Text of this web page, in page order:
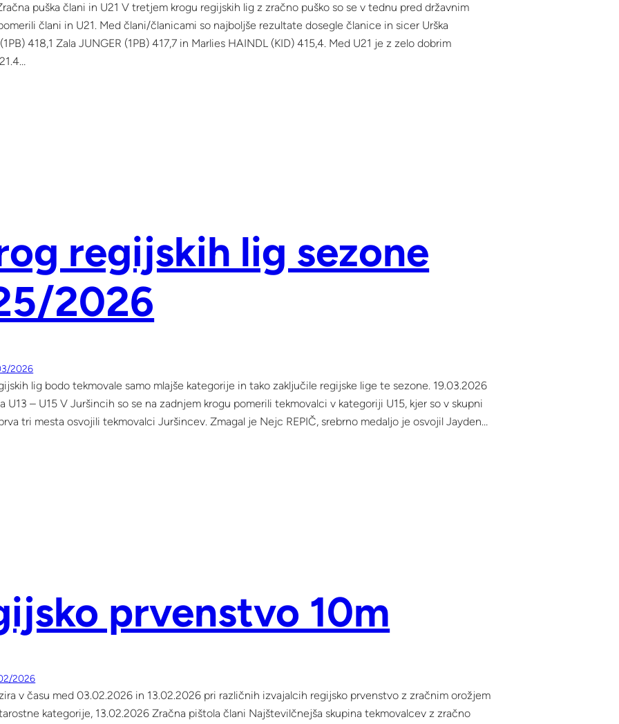
puška člani in U21 V tretjem krogu regijskih lig z zračno puško so se v tednu pred državnim
člani in U21. Med člani/članicami so najboljše rezultate dosegle članice in sicer Urška
418,1 Zala JUNGER (1PB) 417,7 in Marlies HAINDL (KID) 415,4. Med U21 je z zelo dobrim
regijskih lig sezone
2026
2026
lig bodo tekmovale samo mlajše kategorije in tako zaključile regijske lige te sezone. 19.03.2026
U13 – U15 V Juršincih so se na zadnjem krogu pomerili tekmovalci v kategoriji U15, kjer so v skupni
tri mesta osvojili tekmovalci Juršincev. Zmagal je Nejc REPIČ, srebrno medaljo je osvojil Jayden…
prvenstvo 10m
2026
v času med 03.02.2026 in 13.02.2026 pri različnih izvajalcih regijsko prvenstvo z zračnim orožjem
kategorije, 13.02.2026 Zračna pištola člani Najštevilčnejša skupina tekmovalcev z zračno